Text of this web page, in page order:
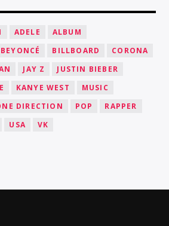
ADELE
ALBUM
BEYONCÉ BILLBOARD
CORONA
JAY Z
JUSTIN BIEBER
KANYE WEST
MUSIC
DIRECTION POP
RAPPER
USA VK